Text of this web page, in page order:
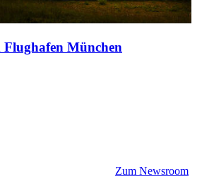
Flughafen München
Zum Newsroom